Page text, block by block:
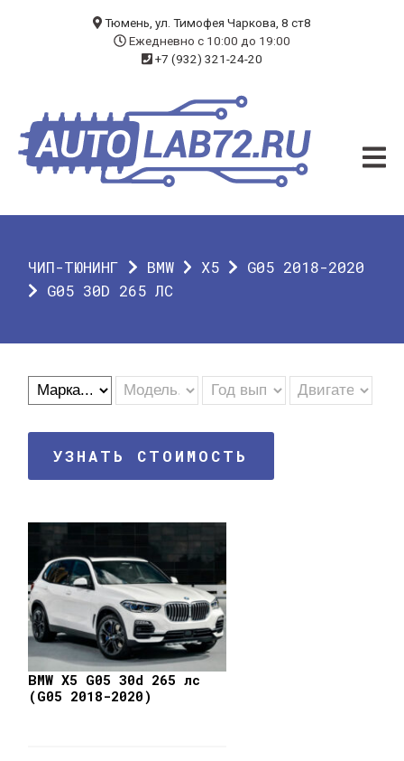
ЧИП-ТЮНИНГ
ДИАГНОСТИКА
О КОМПАНИИ
ГАРАНТИЯ
Тюмень, ул. Тимофея Чаркова, 8 ст8
Ежедневно с 10:00 до 19:00
+7 (932) 321-24-20
ЧИП-ТЮНИНГ BMW X5
G05 2018-2020
G05 30D 265 ЛС
УЗНАТЬ СТОИМОСТЬ
BMW X5 G05 30d 265 лс
(G05 2018-2020)